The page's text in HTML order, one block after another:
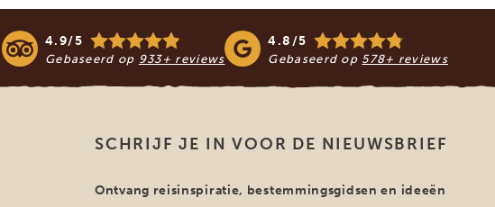
4.9/5
Gebaseerd op 933+ reviews
4.8/5
Gebaseerd op 578+ reviews
SCHRIJF JE IN VOOR DE NIEUWSBRIEF
Ontvang reisinspiratie, bestemmingsgidsen en ideeën